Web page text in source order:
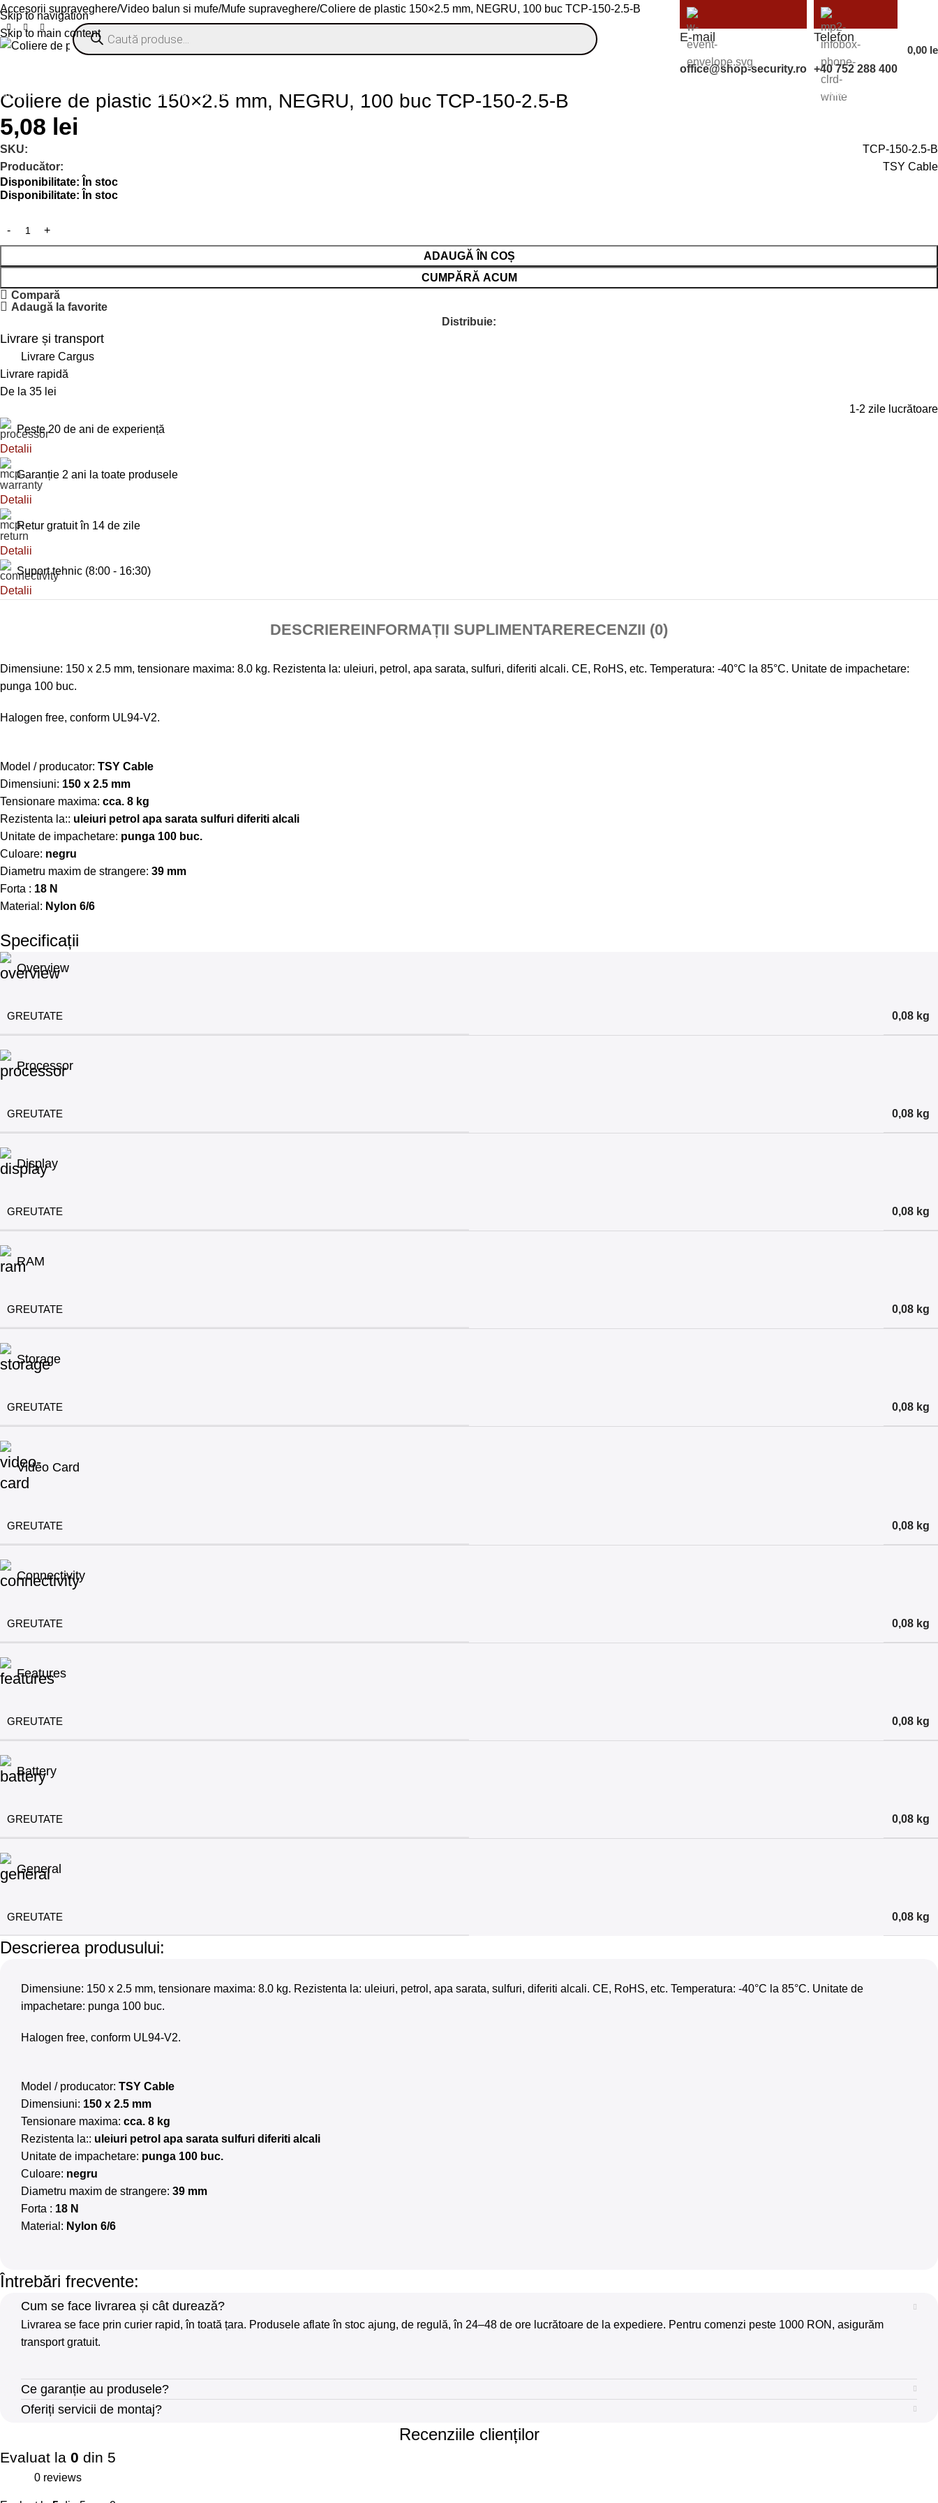
Skip to navigation
Skip to main content
E-mail
office@shop-security.ro
Telefon
+40 752 288 400
0,00
% OFERTE Refurbished CompanieBlog Autentificare/
Accesorii supraveghere Video balun si mufe Mufe supraveghere Coliere de plastic 150×2.5 mm, NEGRU, 100 buc TCP-150-2.5-B
Coliere de plastic 150×2.5 mm, NEGRU, 100 buc TCP-150-2.5-B
5,08 lei
SKU:
TCP-150-2.5-B
Producător:
TSY Cable
Disponibilitate: În stoc
Disponibilitate: În stoc
ADAUGĂ ÎN COȘ
CUMPĂRĂ ACUM
Compară
Adaugă la favorite
Distribuie:
Livrare și transport
Livrare Cargus
Livrare rapidă
De la 35 lei
1-2 zile lucrătoare
Peste 20 de ani de experiență
Detalii
Garanție 2 ani la toate produsele
Detalii
Retur gratuit în 14 de zile
Detalii
Suport tehnic (8:00 - 16:30)
Detalii
DESCRIEREINFORMAȚII SUPLIMENTARERECENZII (0)
Dimensiune: 150 x 2.5 mm, tensionare maxima: 8.0 kg. Rezistenta la: uleiuri, petrol, apa sarata, sulfuri, diferiti alcali. CE, RoHS, etc. Temperatura: -40°C la 85°C. Unitate de impachetare:
punga 100 buc.
Halogen free, conform UL94-V2.
Model / producator: TSY Cable
Dimensiuni: 150 x 2.5 mm
Tensionare maxima: cca. 8 kg
Rezistenta la:: uleiuri petrol apa sarata sulfuri diferiti alcali
Unitate de impachetare: punga 100 buc.
Culoare: negru
Diametru maxim de strangere: 39 mm
Forta : 18 N
Material: Nylon 6/6
Specificații
Overview
GREUTATE 0,08 kg
Processor
GREUTATE 0,08 kg
Display
GREUTATE 0,08 kg
RAM
GREUTATE 0,08 kg
Storage
GREUTATE 0,08 kg
Video Card
GREUTATE 0,08 kg
Connectivity
GREUTATE 0,08 kg
Features
GREUTATE 0,08 kg
Battery
GREUTATE 0,08 kg
General
GREUTATE 0,08 kg
Descrierea produsului:
Dimensiune: 150 x 2.5 mm, tensionare maxima: 8.0 kg. Rezistenta la: uleiuri, petrol, apa sarata, sulfuri, diferiti alcali. CE, RoHS, etc. Temperatura: -40°C la 85°C. Unitate de
impachetare: punga 100 buc.
Halogen free, conform UL94-V2.
Model / producator: TSY Cable
Dimensiuni: 150 x 2.5 mm
Tensionare maxima: cca. 8 kg
Rezistenta la:: uleiuri petrol apa sarata sulfuri diferiti alcali
Unitate de impachetare: punga 100 buc.
Culoare: negru
Diametru maxim de strangere: 39 mm
Forta : 18 N
Material: Nylon 6/6
Întrebări frecvente:
Cum se face livrarea și cât durează?
Livrarea se face prin curier rapid, în toată țara. Produsele aflate în stoc ajung, de regulă, în 24–48 de ore lucrătoare de la expediere. Pentru comenzi peste 1000 RON, asigurăm
transport gratuit.
Ce garanție au produsele?
Oferiți servicii de montaj?
Recenziile clienților
Evaluat la 0 din 5
0 reviews